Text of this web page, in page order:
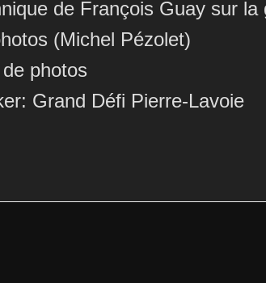
de François Guay sur la
(Michel Pézolet)
photos
Grand Défi Pierre-Lavoie